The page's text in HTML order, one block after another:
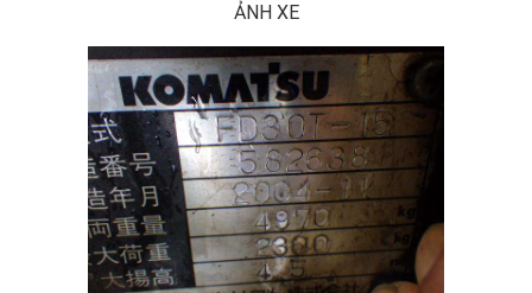
ẢNH XE